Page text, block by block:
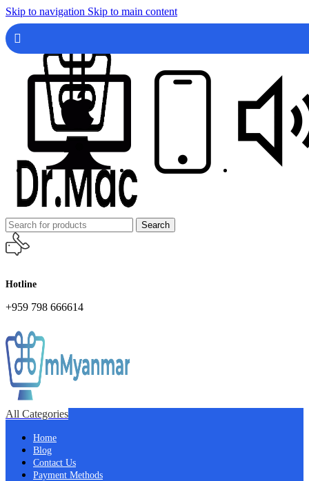
Skip to navigation Skip to main content
Search
Hotline
+959 798 666614
All Categories
Home
Blog
Contact Us
Payment Methods